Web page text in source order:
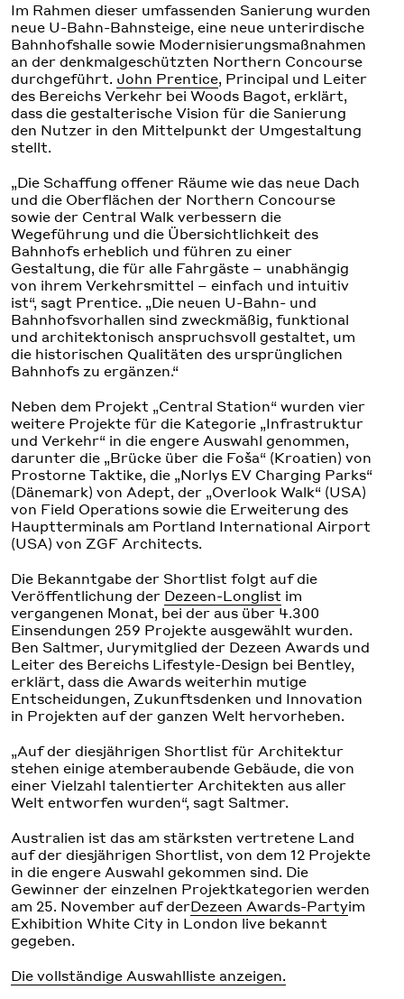
Im Rahmen dieser umfassenden Sanierung wurden
neue U-Bahn-Bahnsteige, eine neue unterirdische
Bahnhofshalle sowie Modernisierungsmaßnahmen
an der denkmalgeschützten Northern Concourse
durchgeführt. John Prentice, Principal und Leiter
des Bereichs Verkehr bei Woods Bagot, erklärt,
dass die gestalterische Vision für die Sanierung
den Nutzer in den Mittelpunkt der Umgestaltung
stellt.
„Die Schaffung offener Räume wie das neue Dach
und die Oberflächen der Northern Concourse
sowie der Central Walk verbessern die
Wegeführung und die Übersichtlichkeit des
Bahnhofs erheblich und führen zu einer
Gestaltung, die für alle Fahrgäste – unabhängig
von ihrem Verkehrsmittel – einfach und intuitiv
ist“, sagt Prentice. „Die neuen U-Bahn- und
Bahnhofsvorhallen sind zweckmäßig, funktional
und architektonisch anspruchsvoll gestaltet, um
die historischen Qualitäten des ursprünglichen
Bahnhofs zu ergänzen.“
Neben dem Projekt „Central Station“ wurden vier
weitere Projekte für die Kategorie „Infrastruktur
und Verkehr“ in die engere Auswahl genommen,
darunter die „Brücke über die Foša“ (Kroatien) von
Prostorne Taktike, die „Norlys EV Charging Parks“
(Dänemark) von Adept, der „Overlook Walk“ (USA)
von Field Operations sowie die Erweiterung des
Hauptterminals am Portland International Airport
(USA) von ZGF Architects.
Die Bekanntgabe der Shortlist folgt auf die
Veröffentlichung der Dezeen-Longlist im
vergangenen Monat, bei der aus über 4.300
Einsendungen 259 Projekte ausgewählt wurden.
Ben Saltmer, Jurymitglied der Dezeen Awards und
Leiter des Bereichs Lifestyle-Design bei Bentley,
erklärt, dass die Awards weiterhin mutige
Entscheidungen, Zukunftsdenken und Innovation
in Projekten auf der ganzen Welt hervorheben.
„Auf der diesjährigen Shortlist für Architektur
stehen einige atemberaubende Gebäude, die von
einer Vielzahl talentierter Architekten aus aller
Welt entworfen wurden“, sagt Saltmer.
Australien ist das am stärksten vertretene Land
auf der diesjährigen Shortlist, von dem 12 Projekte
in die engere Auswahl gekommen sind. Die
Gewinner der einzelnen Projektkategorien werden
am 25. November auf derDezeen Awards-Partyim
Exhibition White City in London live bekannt
gegeben.
Die vollständige Auswahlliste anzeigen.